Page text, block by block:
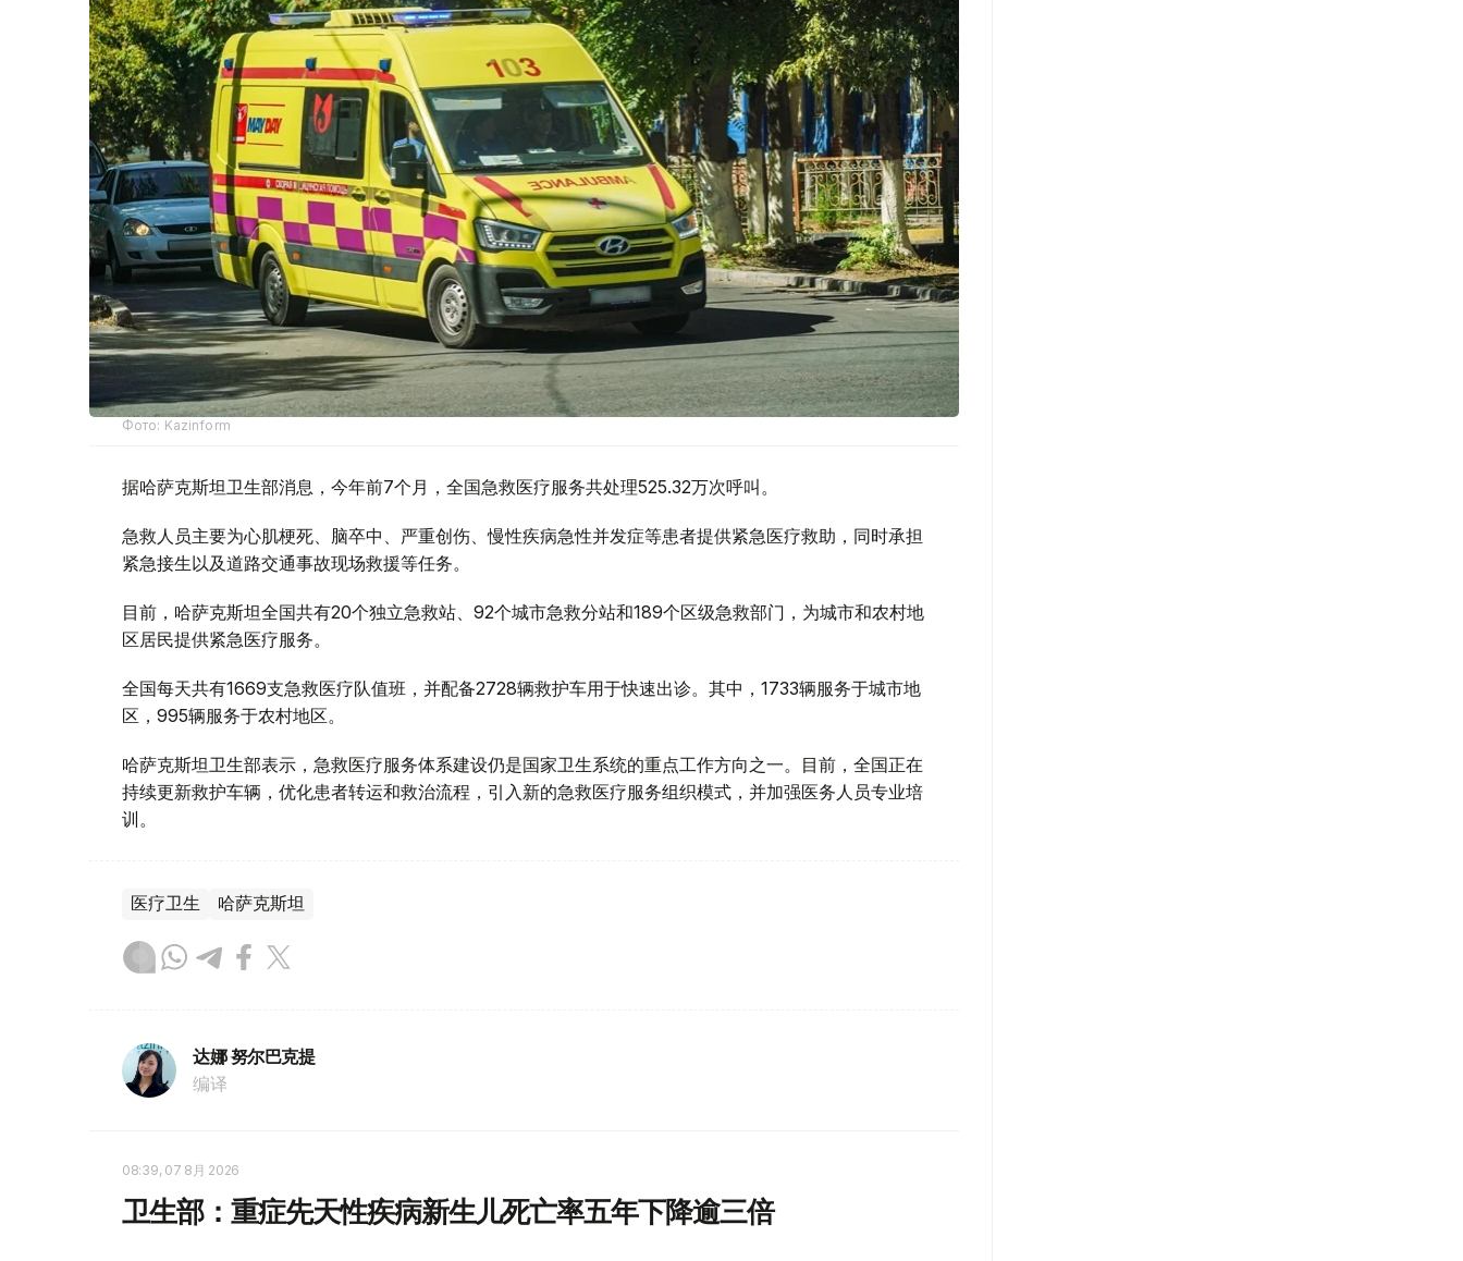
Фото: Kazinform
据哈萨克斯坦卫生部消息，今年前7个月，全国急救医疗服务共处理525.32万次呼叫。
急救人员主要为心肌梗死、脑卒中、严重创伤、慢性疾病急性并发症等患者提供紧急医疗救助，同时承担
紧急接生以及道路交通事故现场救援等任务。
目前，哈萨克斯坦全国共有20个独立急救站、92个城市急救分站和189个区级急救部门，为城市和农村地
区居民提供紧急医疗服务。
全国每天共有1669支急救医疗队值班，并配备2728辆救护车用于快速出诊。其中，1733辆服务于城市地
区，995辆服务于农村地区。
哈萨克斯坦卫生部表示，急救医疗服务体系建设仍是国家卫生系统的重点工作方向之一。目前，全国正在
持续更新救护车辆，优化患者转运和救治流程，引入新的急救医疗服务组织模式，并加强医务人员专业培
训。
医疗卫生 哈萨克斯坦
达娜 努尔巴克提
编译
08:39, 07 8月 2026
卫生部：重症先天性疾病新生儿死亡率五年下降逾三倍